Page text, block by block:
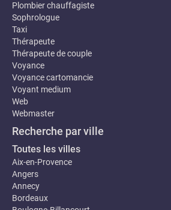
Plombier chauffagiste
Sophrologue
Taxi
Thérapeute
Thérapeute de couple
Voyance
Voyance cartomancie
Voyant medium
Web
Webmaster
Recherche par ville
Toutes les villes
Aix-en-Provence
Angers
Annecy
Bordeaux